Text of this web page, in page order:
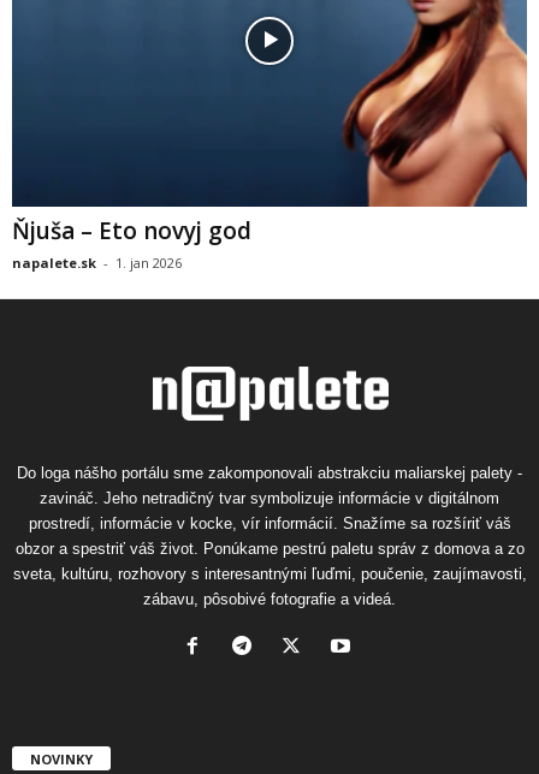
Ňjuša – Eto novyj god
napalete.sk - 1. jan 2026
Do loga nášho portálu sme zakomponovali abstrakciu maliarskej palety -
zavináč. Jeho netradičný tvar symbolizuje informácie v digitálnom
prostredí, informácie v kocke, vír informácií. Snažíme sa rozšíriť váš
obzor a spestriť váš život. Ponúkame pestrú paletu správ z domova a zo
sveta, kultúru, rozhovory s interesantnými ľuďmi, poučenie, zaujímavosti,
zábavu, pôsobivé fotografie a videá.
NOVINKY